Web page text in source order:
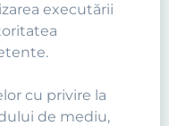
executării
cu privire la
de mediu,